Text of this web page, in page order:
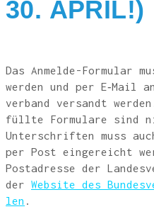
30. APRIL!)
Das Anmel­de-For­mu­lar
wer­den und per E‑Mail
ver­band ver­sandt
füll­te For­mu­la­re sind
Unter­schrif­ten muss
per Post ein­ge­reicht
Post­adres­se der
der Web­site des
len .